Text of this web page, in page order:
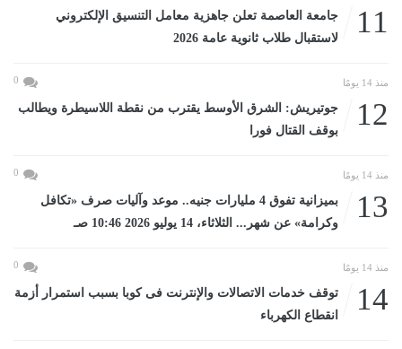
11
جامعة العاصمة تعلن جاهزية معامل التنسيق الإلكتروني
لاستقبال طلاب ثانوية عامة 2026
منذ 14 يومًا 0
12
جوتيريش: الشرق الأوسط يقترب من نقطة اللاسيطرة ويطالب
بوقف القتال فورا
منذ 14 يومًا 0
13
بميزانية تفوق 4 مليارات جنيه.. موعد وآليات صرف «تكافل
وكرامة» عن شهر... الثلاثاء، 14 يوليو 2026 10:46 صـ
منذ 14 يومًا 0
14
توقف خدمات الاتصالات والإنترنت فى كوبا بسبب استمرار أزمة
انقطاع الكهرباء